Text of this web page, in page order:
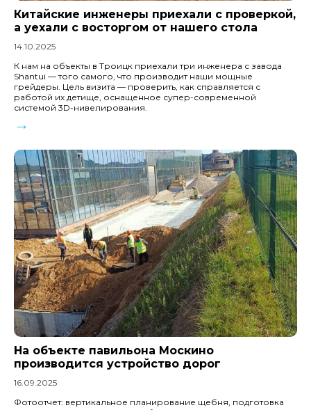
Китайские инженеры приехали с проверкой,
а уехали с восторгом от нашего стола
14.10.2025
К нам на объекты в Троицк приехали три инженера с завода
Shantui — того самого, что производит наши мощные
грейдеры. Цель визита — проверить, как справляется с
работой их детище, оснащенное супер-современной
системой 3D-нивелирования.
→
На объекте павильона Москино
производится устройство дорог
16.09.2025
Фотоотчет: вертикальное планирование щебня, подготовка